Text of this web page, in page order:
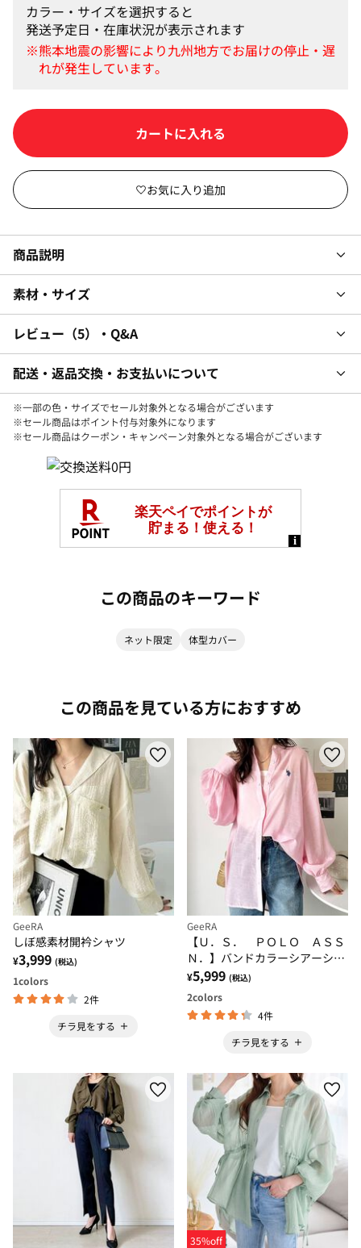
カラー・サイズを選択すると
発送予定日・在庫状況が表示されます
カートに入れる
商品説明
素材・サイズ
レビュー 5 ・Q&A
配送・返品交換・お支払いについて
※一部の色・サイズでセール対象外となる場合がございます
※セール商品はポイント付与対象外になります
※セール商品はクーポン・キャンペーン対象外となる場合がございます
この商品のキーワード
ネット限定 体型カバー
この商品を見ている方におすすめ
GeeRA
しぼ感素材開衿シャツ
¥3,999 (税込)
1colors
2件
チラ見をする
GeeRA
【Ｕ．Ｓ． ＰＯＬＯ ＡＳＳ
Ｎ．】バンドカラーシアーシャ
ツ
¥5,999 (税込)
2colors
4件
チラ見をする
35%off